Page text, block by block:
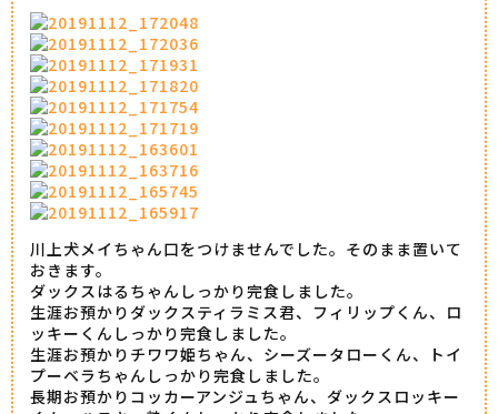
川上犬メイちゃん口をつけませんでした。そのまま置いて
おきます。
ダックスはるちゃんしっかり完食しました。
生涯お預かりダックスティラミス君、フィリップくん、ロ
ッキーくんしっかり完食しました。
生涯お預かりチワワ姫ちゃん、シーズータローくん、トイ
プーベラちゃんしっかり完食しました。
長期お預かりコッカーアンジュちゃん、ダックスロッキー